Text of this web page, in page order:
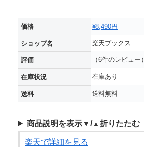
価格 ¥8,490円
ショップ名 楽天ブックス
評価 （6件のレビュー）
在庫状況 在庫あり
送料 送料無料
商品説明を表示▼/▲折りたたむ
楽天で詳細を見る